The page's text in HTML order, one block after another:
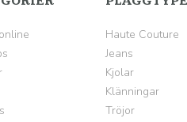
Haute Couture
Jeans
Kjolar
Klänningar
Tröjor